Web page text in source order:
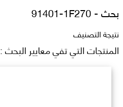
بحث -91401-1F270
نتيجة التصنيف
المنتجات التي تفي معايير البحث : 91401 1F270